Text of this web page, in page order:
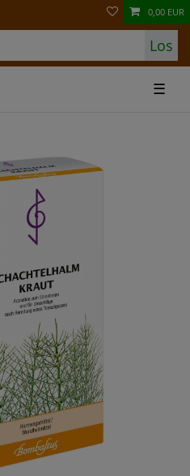
Los
0,00 EUR
☰